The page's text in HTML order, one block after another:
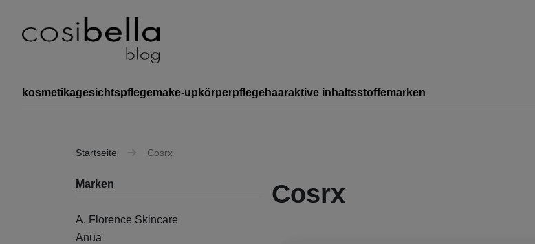
kosmetikagesichtspflegemake-up körperpflegehaaraktive inhaltsstoffemarken
Startseite Cosrx
Marken
A. Florence Skincare
Anua
Cosrx